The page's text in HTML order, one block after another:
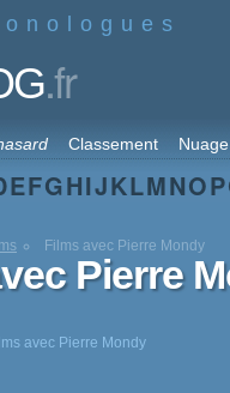
.fr
Classement Nuage
EFGHIJKLMNOP
Films avec Pierre Mondy
Pierre
avec Pierre Mondy